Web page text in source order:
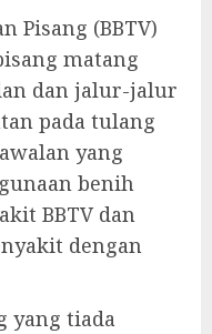
Pisang (BBTV)
matang
dan jalur-jalur
pada tulang
yang
benih
BBTV dan
dengan
yang tiada